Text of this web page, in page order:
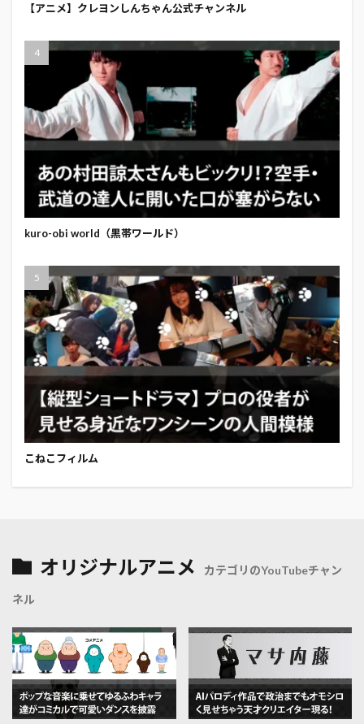
【アニメ】クレヨンしんちゃん公式チャンネル
kuro-obi world（黒帯ワールド）
こねこフィルム
オリジナルアニメ カテゴリのYouTubeチャン
ネル